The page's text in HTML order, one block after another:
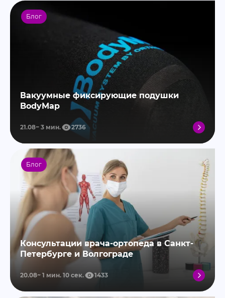
Блог
Вакуумные фиксирующие подушки
BodyMap
21.08 3 мин. 2736
Блог
Консультации врача-ортопеда в Санкт-
Петербурге и Волгограде
20.08 1 мин. 10 сек. 1433